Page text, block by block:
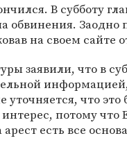
В субботу
обвинения. Заодно
на своем сайте
заявили, что в
информацией,
уточняется, что
потому что
есть все